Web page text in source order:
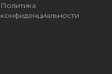
Политика
конфиденциальности